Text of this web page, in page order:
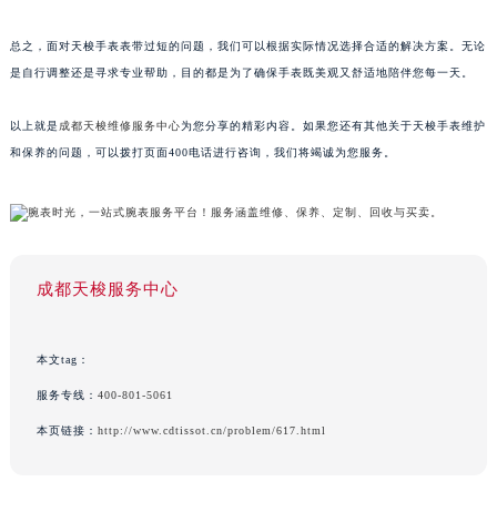
总之，面对天梭手表表带过短的问题，我们可以根据实际情况选择合适的解决方案。无论
是自行调整还是寻求专业帮助，目的都是为了确保手表既美观又舒适地陪伴您每一天。
以上就是 成都天梭维修服务中心为您分享的精彩内容。如果您还有其他关于天梭手表维护
和保养的问题，可以拨打页面400电话进行咨询，我们将竭诚为您服务。
成都天梭服务中心
本文tag：
服务专线： 400-801-5061
本页链接： http://www.cdtissot.cn/problem/617.html